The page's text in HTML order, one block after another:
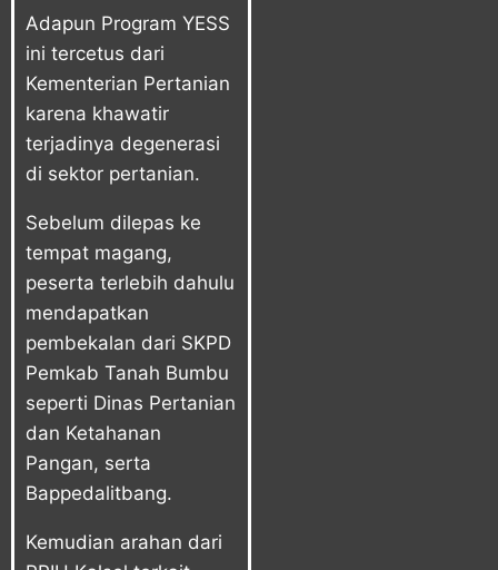
Adapun Program YESS
ini tercetus dari
Kementerian Pertanian
karena khawatir
terjadinya degenerasi
di sektor pertanian.
Sebelum dilepas ke
tempat magang,
peserta terlebih dahulu
mendapatkan
pembekalan dari SKPD
Pemkab Tanah Bumbu
seperti Dinas Pertanian
dan Ketahanan
Pangan, serta
Bappedalitbang.
Kemudian arahan dari